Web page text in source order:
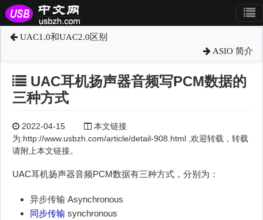
UAC1.0和UAC2.0区别
ASIO 简介
UAC耳机扬声器音频写PCM数据的
三种方式
2022-04-15
本文链接
为:http://www.usbzh.com/article/detail-908.html ,欢迎转载，转载
请附上本文链接。
UAC耳机扬声器音频PCM数据有三种方式，分别为：
异步传输 Asynchronous
同步传输 synchronous